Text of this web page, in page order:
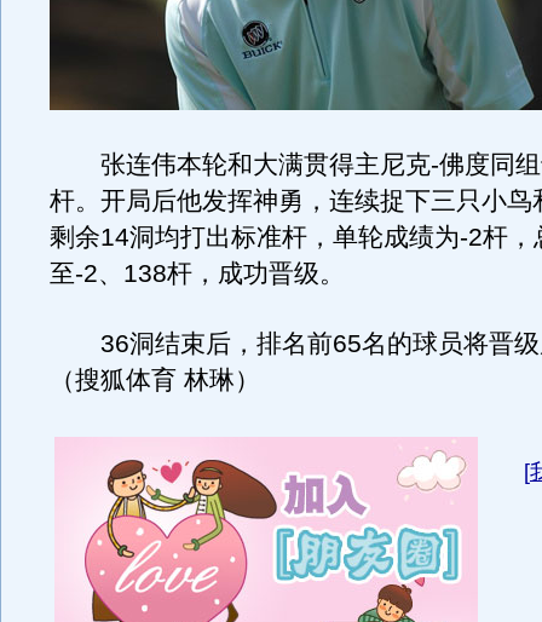
张连伟本轮和大满贯得主尼克-佛度同组
杆。开局后他发挥神勇，连续捉下三只小鸟
剩余14洞均打出标准杆，单轮成绩为-2杆，
至-2、138杆，成功晋级。
36洞结束后，排名前65名的球员将晋级
（搜狐体育 林琳）
[